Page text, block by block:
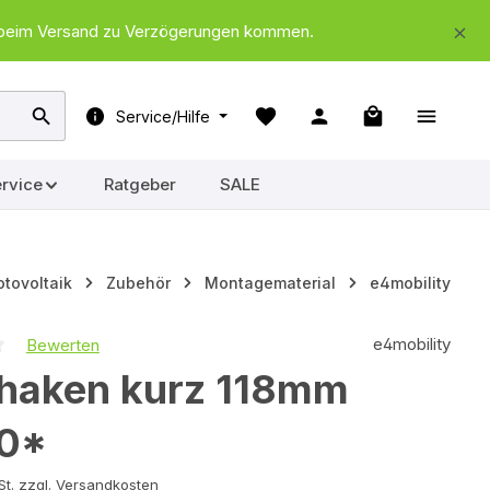
Versand zu Verzögerungen kommen.
Service/Hilfe
Warenkorb
Ratgeber SALE
Zubehör Montagematerial e4mobility
Bewerten e4mobility
kurz 118mm
inkl. MwSt. zzgl. Versandkosten